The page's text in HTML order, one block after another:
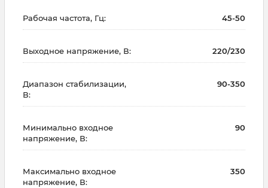
Рабочая частота, Гц: 45-50
Выходное напряжение, В: 220/230
Диапазон стабилизации,
В:
90-350
Минимально входное
напряжение, В:
90
Максимально входное
напряжение, В:
350